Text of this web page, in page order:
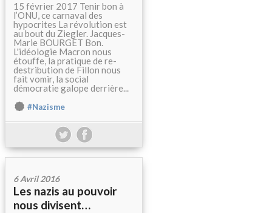
15 février 2017 Tenir bon à
l’ONU, ce carnaval des
hypocrites La révolution est
au bout du Ziegler. Jacques-
Marie BOURGET Bon.
L'idéologie Macron nous
étouffe, la pratique de re-
destribution de Fillon nous
fait vomir, la social
démocratie galope derrière...
#Nazisme
6 Avril 2016
Les nazis au pouvoir
nous divisent…